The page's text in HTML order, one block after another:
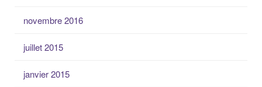
novembre 2016
juillet 2015
janvier 2015